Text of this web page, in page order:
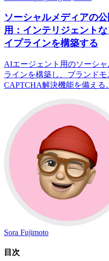
ソーシャルメディアの
用：インテリジェント
イプラインを構築する
AIエージェント用のソーシ
ラインを構築し、ブランド
CAPTCHA解決機能を備える。
Sora Fujimoto
目次